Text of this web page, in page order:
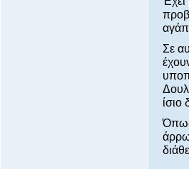
Σε
ίσιο
Όπως